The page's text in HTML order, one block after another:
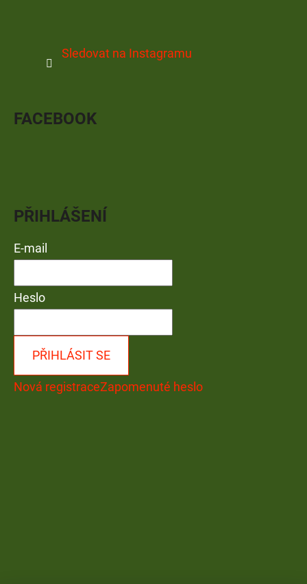
Sledovat na Instagramu
FACEBOOK
PŘIHLÁŠENÍ
E-mail
Heslo
PŘIHLÁSIT SE
Nová registraceZapomenuté heslo